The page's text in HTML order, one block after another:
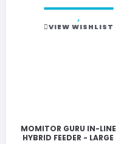
VIEW WISHLIST
MOMITOR GURU IN-LINE
HYBRID FEEDER - LARGE